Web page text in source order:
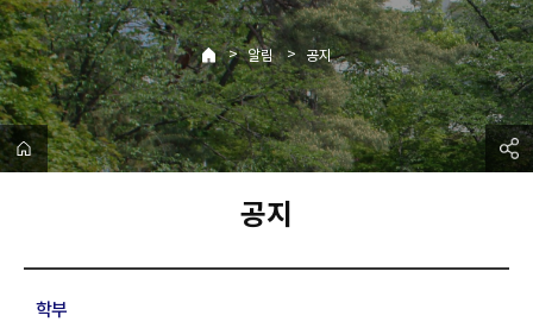
> 알림 > 공지
공지
학부